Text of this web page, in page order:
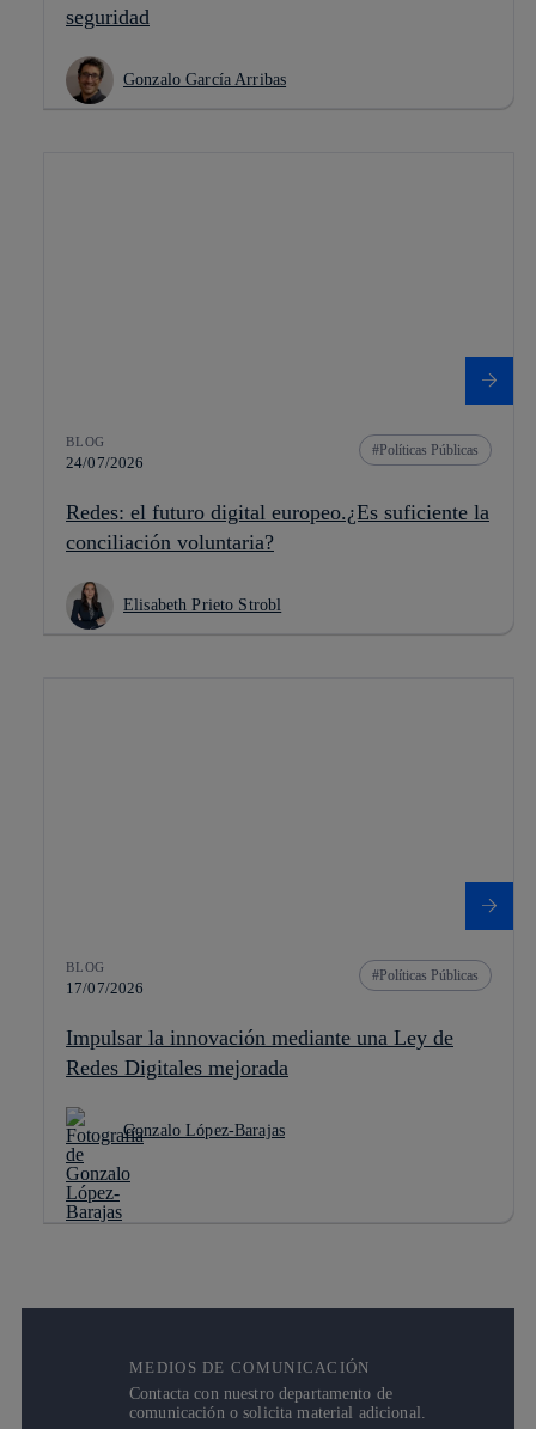
seguridad
Gonzalo García Arribas
BLOG
24/07/2026
Políticas Públicas
Redes: el futuro digital europeo.¿Es suficiente la
conciliación voluntaria?
Elisabeth Prieto Strobl
BLOG
17/07/2026
Políticas Públicas
Impulsar la innovación mediante una Ley de
Redes Digitales mejorada
Gonzalo López-Barajas
MEDIOS DE COMUNICACIÓN
Contacta con nuestro departamento de
comunicación o solicita material adicional.